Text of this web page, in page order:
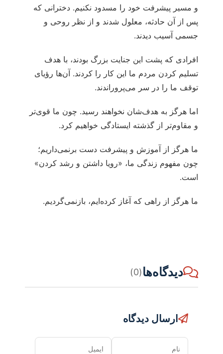
و مسیر پیشرفت‌ خود را مسدود نکنیم. دخترانی که
پس از آن حادثه، معلول شدند و از نظر روحی و
جسمی آسیب دیدند.
افرادی که پشت این جنایت بزرگ بودند، با هدف
تسلیم کردن مردم ما این کار را کردند. آن‌ها رؤیای
توقف ما را در سر می‌پروراندند.
اما هرگز به هدف‌شان نخواهند رسید. چون ما قوی‌تر
و مقاوم‌تر از گذشته ایستادگی خواهیم کرد.
ما هرگز از آموزش و پیشرفت دست برنمی‌داریم؛
چون مفهوم زندگی ما، «رویا داشتن و رشد کردن»
است.
ما هرگز از راهی که آغاز کرده‌ایم، بازنمی‌گردیم.
دیدگاه‌ها(0)
ارسال دیدگاه
نام ایمیل